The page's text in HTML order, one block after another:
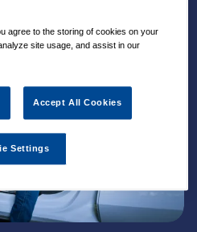
agree to the storing of cookies on your
site usage, and assist in our
Accept All Cookies
Settings